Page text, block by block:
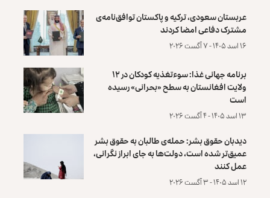
عربستان سعودی، ترکیه و پاکستان توافق‌نامه‌ی
مشترک دفاعی امضا کردند
۱۶ اسد ۱۴۰۵ - ۷ آگست ۲۰۲۶
برنامه جهانی غذا: سوءتغذیه کودکان در ۱۲
ولایت افغانستان به سطح «بحرانی» رسیده
است
۱۳ اسد ۱۴۰۵ - ۴ آگست ۲۰۲۶
دیدبان حقوق بشر: حمله‌ی طالبان به حقوق بشر
عمیق‌تر شده است، دولت‌ها به جای ابراز نگرانی،
عمل کنند
۱۲ اسد ۱۴۰۵ - ۳ آگست ۲۰۲۶